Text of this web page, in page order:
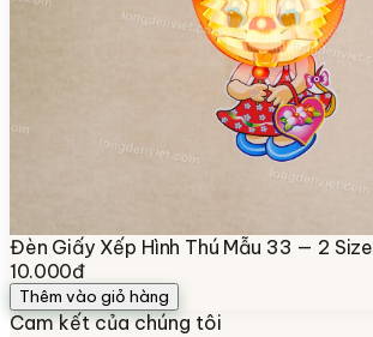
Đèn Giấy Xếp Hình Thú Mẫu 33 — 2 Size
10.000đ
Thêm vào giỏ hàng
Cam kết của chúng tôi